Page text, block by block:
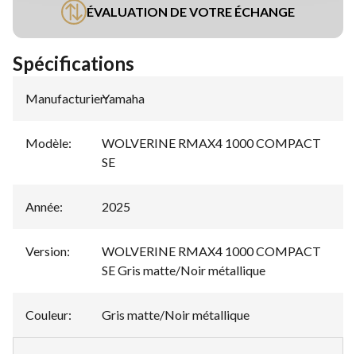
ÉVALUATION DE VOTRE ÉCHANGE
Spécifications
Manufacturier:
Yamaha
Modèle:
WOLVERINE RMAX4 1000 COMPACT
SE
Année: 2025
Version:
WOLVERINE RMAX4 1000 COMPACT
SE Gris matte/Noir métallique
Couleur: Gris matte/Noir métallique